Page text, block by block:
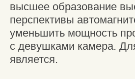
высшее образование
перспективы
уменьшить мощность
с девушками камера.
является.